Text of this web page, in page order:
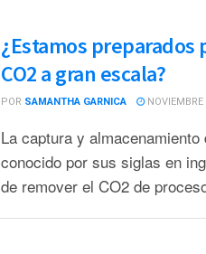
¿Estamos preparados
CO2 a gran escala?
POR SAMANTHA GARNICA NOVIEMBRE
La captura y
conocido por sus siglas en
de remover el CO2 de